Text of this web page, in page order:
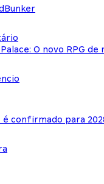
O novo RPG
é confirmado para